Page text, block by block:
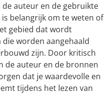
auteur en de gebruikte
belangrijk om te weten of
gebied dat wordt
worden aangehaald
zijn. Door kritisch
de auteur en de bronnen
dat je waardevolle en
tijdens het lezen van